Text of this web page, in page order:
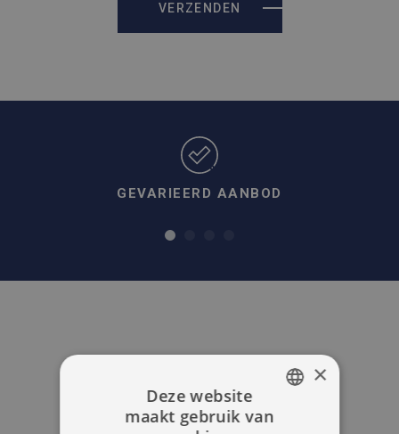
VERZENDEN
GEVARIEERD AANBOD
×
Deze website
maakt gebruik van